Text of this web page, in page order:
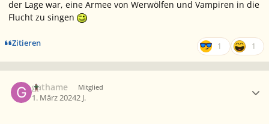
der Lage war, eine Armee von Werwölfen und Vampiren in die
Flucht zu singen
Zitieren 1 1
gathame Mitglied
1. März 20242 J.